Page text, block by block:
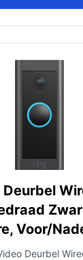
Deurbel
Voor/
Deurbel